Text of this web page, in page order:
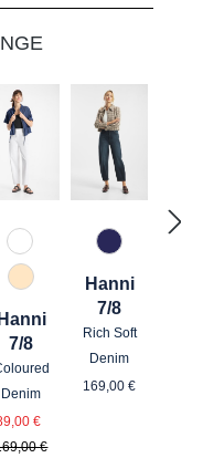
110 Weiß
325 Crema
Hanni
7/8
Denim
€
€
885 brown
Hanni
7/8
Rich Soft
Denim
Regulärer
169,00 €